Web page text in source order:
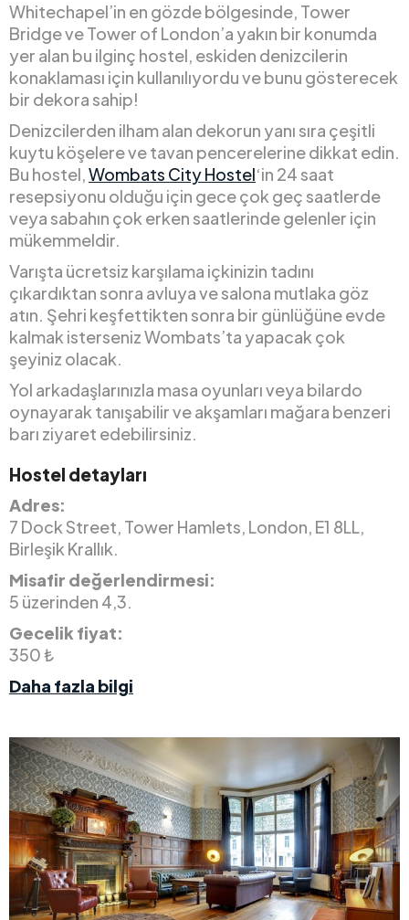
Whitechapel’in en gözde bölgesinde, Tower
Bridge ve Tower of London’a yakın bir konumda
yer alan bu ilginç hostel, eskiden denizcilerin
konaklaması için kullanılıyordu ve bunu gösterecek
bir dekora sahip!
Denizcilerden ilham alan dekorun yanı sıra çeşitli
kuytu köşelere ve tavan pencerelerine dikkat edin.
Bu hostel,Wombats City Hostel‘in 24 saat
resepsiyonu olduğu için gece çok geç saatlerde
veya sabahın çok erken saatlerinde gelenler için
mükemmeldir.
Varışta ücretsiz karşılama içkinizin tadını
çıkardıktan sonra avluya ve salona mutlaka göz
atın. Şehri keşfettikten sonra bir günlüğüne evde
kalmak isterseniz Wombats’ta yapacak çok
şeyiniz olacak.
Yol arkadaşlarınızla masa oyunları veya bilardo
oynayarak tanışabilir ve akşamları mağara benzeri
barı ziyaret edebilirsiniz.
Hostel detayları
Adres:
7 Dock Street, Tower Hamlets, London, E1 8LL,
Birleşik Krallık.
Misafir değerlendirmesi:
5 üzerinden 4,3.
Gecelik fiyat:
350 ₺
Daha fazla bilgi